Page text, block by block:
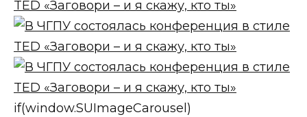
if(window.SUImageCarousel)